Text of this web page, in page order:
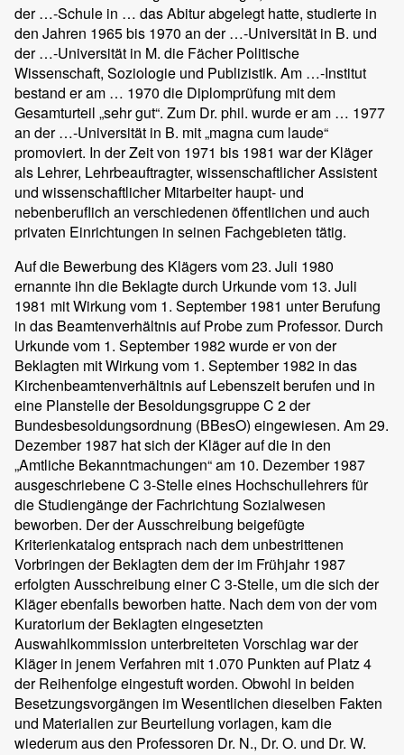
der …-Schule in … das Abitur abgelegt hatte, studierte in
den Jahren 1965 bis 1970 an der …-Universität in B. und
der …-Universität in M. die Fächer Politische
Wissenschaft, Soziologie und Publizistik. Am …-Institut
bestand er am … 1970 die Diplomprüfung mit dem
Gesamturteil „sehr gut“. Zum Dr. phil. wurde er am … 1977
an der …-Universität in B. mit „magna cum laude“
promoviert. In der Zeit von 1971 bis 1981 war der Kläger
als Lehrer, Lehrbeauftragter, wissenschaftlicher Assistent
und wissenschaftlicher Mitarbeiter haupt- und
nebenberuflich an verschiedenen öffentlichen und auch
privaten Einrichtungen in seinen Fachgebieten tätig.
Auf die Bewerbung des Klägers vom 23. Juli 1980
ernannte ihn die Beklagte durch Urkunde vom 13. Juli
1981 mit Wirkung vom 1. September 1981 unter Berufung
in das Beamtenverhältnis auf Probe zum Professor. Durch
Urkunde vom 1. September 1982 wurde er von der
Beklagten mit Wirkung vom 1. September 1982 in das
Kirchenbeamtenverhältnis auf Lebenszeit berufen und in
eine Planstelle der Besoldungsgruppe C 2 der
Bundesbesoldungsordnung (BBesO) eingewiesen. Am 29.
Dezember 1987 hat sich der Kläger auf die in den
„Amtliche Bekanntmachungen“ am 10. Dezember 1987
ausgeschriebene C 3-Stelle eines Hochschullehrers für
die Studiengänge der Fachrichtung Sozialwesen
beworben. Der der Ausschreibung beigefügte
Kriterienkatalog entsprach nach dem unbestrittenen
Vorbringen der Beklagten dem der im Frühjahr 1987
erfolgten Ausschreibung einer C 3-Stelle, um die sich der
Kläger ebenfalls beworben hatte. Nach dem von der vom
Kuratorium der Beklagten eingesetzten
Auswahlkommission unterbreiteten Vorschlag war der
Kläger in jenem Verfahren mit 1.070 Punkten auf Platz 4
der Reihenfolge eingestuft worden. Obwohl in beiden
Besetzungsvorgängen im Wesentlichen dieselben Fakten
und Materialien zur Beurteilung vorlagen, kam die
wiederum aus den Professoren Dr. N., Dr. O. und Dr. W.